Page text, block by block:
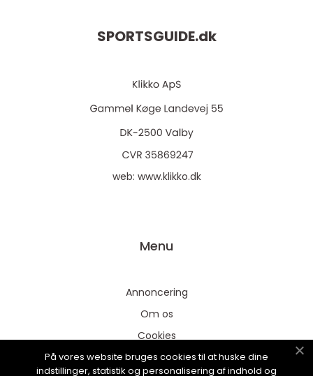
SPORTSGUIDE.dk
web: www.klikko.dk
Menu
Annoncering
Om os
Cookies
Kontakt os
På vores website bruges cookies til at huske dine
indstillinger, statistik og personalisering af indhold og